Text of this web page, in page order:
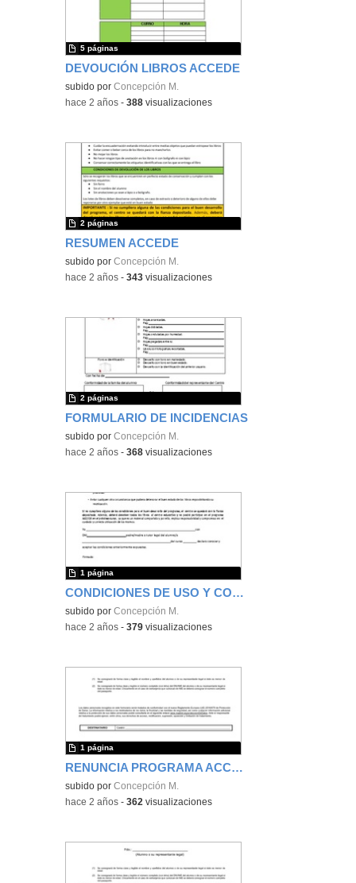
DEVOUCIÓN LIBROS ACCEDE
subido porConcepción M.
5 páginas
-hace 2 años -388 visualizaciones
RESUMEN ACCEDE
subido porConcepción M.
2 páginas
-hace 2 años -343 visualizaciones
FORMULARIO DE INCIDENCIAS
subido porConcepción M.
2 páginas
-hace 2 años -368 visualizaciones
CONDICIONES DE USO Y CONSERVACIÓN
subido porConcepción M.
1 página
-hace 2 años -379 visualizaciones
RENUNCIA PROGRAMA ACCEDE
subido porConcepción M.
1 página
-hace 2 años -362 visualizaciones